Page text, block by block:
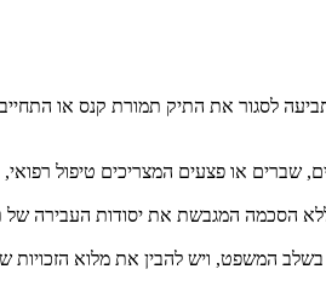
לסגור את התיק תמורת קנס או
שברים או פצעים המצריכים טיפול רפואי,
המשפט, ויש להבין את מלוא